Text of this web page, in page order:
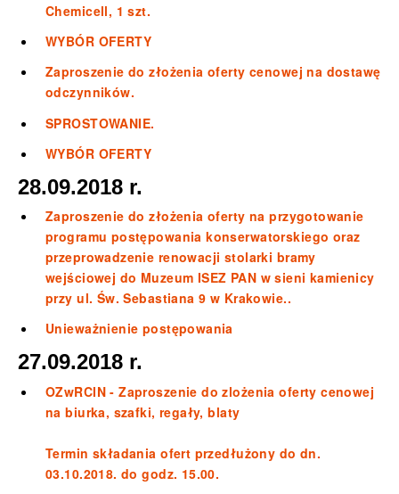
Chemicell, 1 szt.
WYBÓR OFERTY
Zaproszenie do złożenia oferty cenowej na dostawę
odczynników.
SPROSTOWANIE.
WYBÓR OFERTY
28.09.2018 r.
Zaproszenie do złożenia oferty na przygotowanie
programu postępowania konserwatorskiego oraz
przeprowadzenie renowacji stolarki bramy
wejściowej do Muzeum ISEZ PAN w sieni kamienicy
przy ul. Św. Sebastiana 9 w Krakowie..
Unieważnienie postępowania
27.09.2018 r.
OZwRCIN - Zaproszenie do zlożenia oferty cenowej
na biurka, szafki, regały, blaty
Termin składania ofert przedłużony do dn.
03.10.2018. do godz. 15.00.